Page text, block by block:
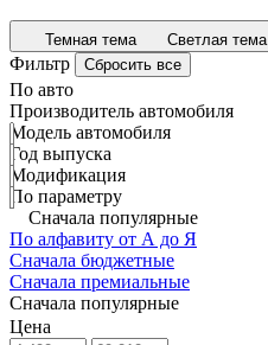
Темная тема Светлая тема
Фильтр Сбросить все
По авто
Производитель автомобиля
Модель автомобиля
Год выпуска
Модификация
По параметру
Сначала популярные
По алфавиту от А до Я
Сначала бюджетные
Сначала премиальные
Сначала популярные
Цена